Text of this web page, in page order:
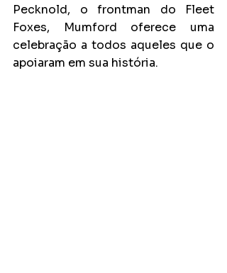
Pecknold, o frontman do Fleet
Foxes, Mumford oferece uma
celebração a todos aqueles que o
apoiaram em sua história.